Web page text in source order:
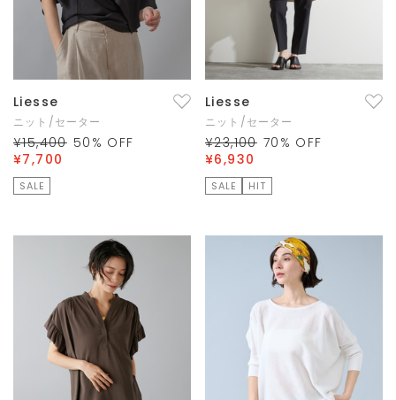
Liesse
ニット/セーター
¥15,400 50 % OFF
¥7,700
SALE
Liesse
ニット/セーター
¥23,100 70 % OFF
¥6,930
SALE HIT